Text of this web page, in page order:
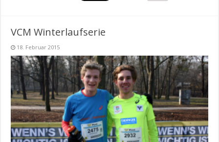
VCM Winterlaufserie
18. Februar 2015